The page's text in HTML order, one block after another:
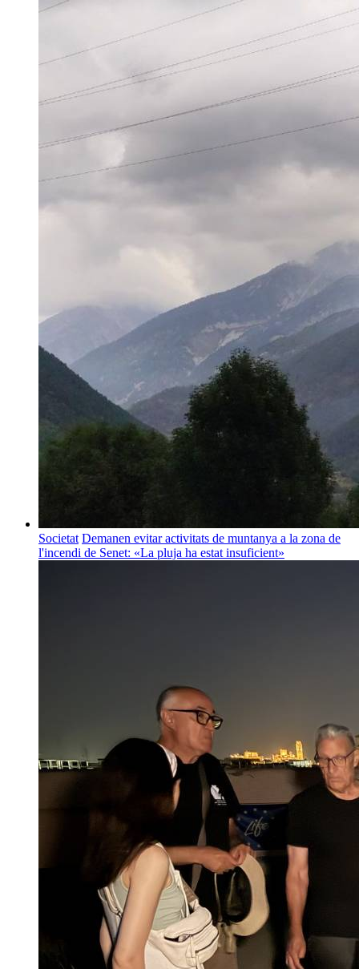
Societat Demanen evitar activitats de muntanya a la zona de
l'incendi de Senet: «La pluja ha estat insuficient»